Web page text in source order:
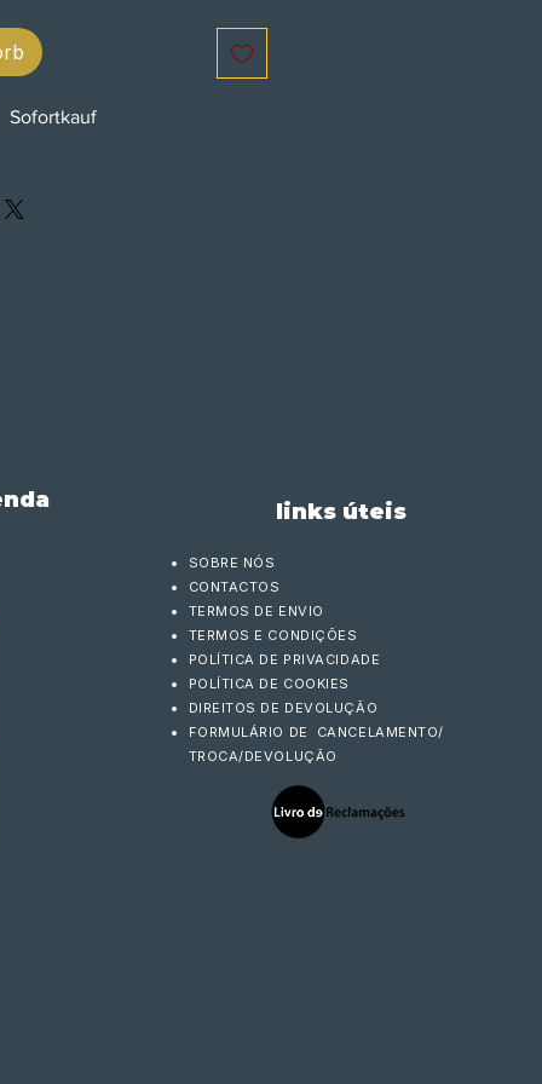
Sofortkauf
links úteis
SOBRE NÓS
CONTACTOS
TERMOS DE ENVIO
TERMOS E CONDIÇÕES
POLÍTICA DE PRIVACIDADE
POLÍTICA DE COOKIES
DIREITOS DE DEVOLUÇÃO
FORMULÁRIO DE CANCELAMENTO/
TROCA/DEVOLUÇÃO